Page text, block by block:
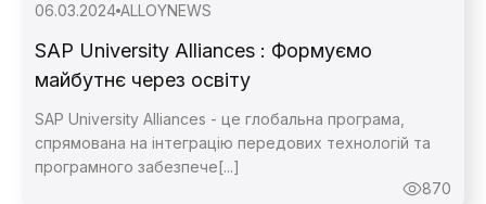
06.03.2024 ALLOYNEWS
SAP University Alliances : Формуємо
майбутнє через освіту
SAP University Alliances - це глобальна програма,
спрямована на інтеграцію передових технологій та
програмного забезпече[...]
870